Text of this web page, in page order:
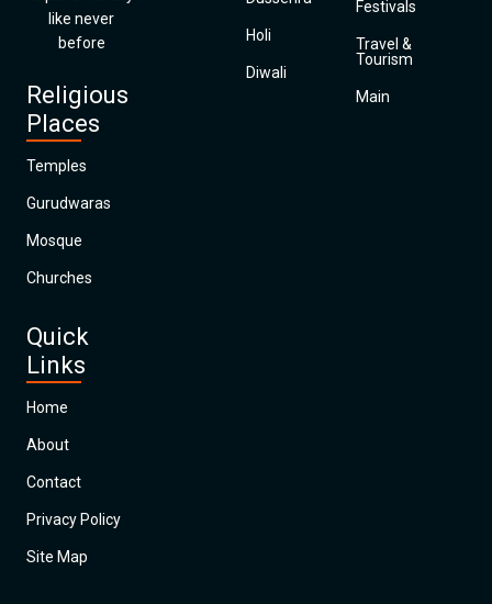
like never
before
Religious
Places
Temples
Gurudwaras
Mosque
Churches
Quick
Links
Home
About
Contact
Privacy Policy
Site Map
Holi
Diwali
Festivals
Travel &
Tourism
Main